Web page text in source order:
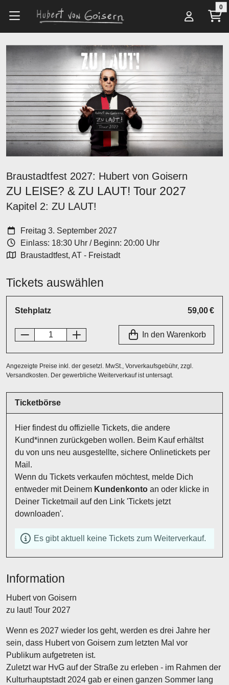
Zum Hauptinhalt springen 0
Alle Artikel
Braustadtfest 2027: Hubert von Goisern
ZU LEISE? & ZU LAUT! Tour 2027
Kapitel 2: ZU LAUT!
Freitag 3. September 2027
Einlass: 18:30 Uhr / Beginn: 20:00 Uhr
Braustadtfest, AT - Freistadt
Tickets auswählen
Stehplatz 59,00 €
In den Warenkorb
Angezeigte Preise inkl. der gesetzl. MwSt., Vorverkaufsgebühr, zzgl.
Versandkosten. Der gewerbliche Weiterverkauf ist untersagt.
Ticketbörse
Hier findest du offizielle Tickets, die andere
Kund*innen zurückgeben wollen. Beim Kauf erhältst
du von uns neu ausgestellte, sichere Onlinetickets per
Mail.
Wenn du Tickets verkaufen möchtest, melde Dich
entweder mit Deinem Kundenkonto an oder klicke in
Deiner Ticketmail auf den Link 'Tickets jetzt
downloaden'.
Es gibt aktuell keine Tickets zum Weiterverkauf.
Information
Hubert von Goisern
zu laut! Tour 2027
Wenn es 2027 wieder los geht, werden es drei Jahre her
sein, dass Hubert von Goisern zum letzten Mal vor
Publikum aufgetreten ist.
Zuletzt war HvG auf der Straße zu erleben - im Rahmen der
Kulturhauptstadt 2024 gab er einen ganzen Sommer lang